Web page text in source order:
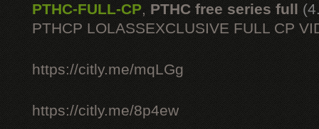
PTHC-FULL-CP, PTHC free series full
PTHCP LOLASSEXCLUSIVE FULL CP
https://citly.me/mqLGg
https://citly.me/8p4ew